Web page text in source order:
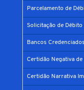
Parcelamento de
Solicitação de
Bancos
Certidão Negativa
Certidão Narrativa